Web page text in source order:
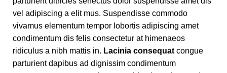
vel adipiscing a elit mus. Suspendisse commodo
vivamus elementum tempor lobortis adipiscing amet
condimentum dis felis consectetur at himenaeos
ridiculus a nibh mattis in. Lacinia consequat congue
parturient dapibus ad dignissim condimentum